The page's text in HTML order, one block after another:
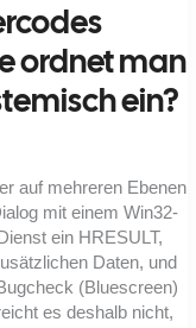
ordnet man
ein?
auf mehreren Ebenen
mit einem Win32-
ein HRESULT,
Daten, und
(Bluescreen)
es deshalb nicht,